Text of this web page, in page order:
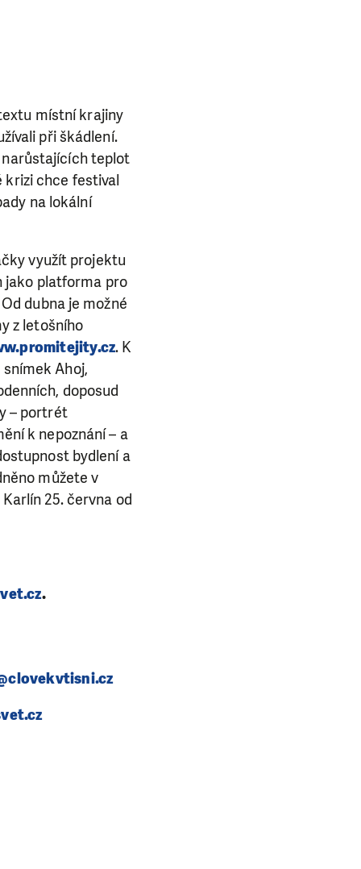
místní krajiny
při škádlení.
narůstajících teplot
krizi chce festival
na lokální
využít projektu
jako platforma pro
dubna je možné
z letošního
. K
Ahoj,
doposud
– portrét
k nepoznání – a
bydlení a
můžetev
25. června od
.
NÁS!